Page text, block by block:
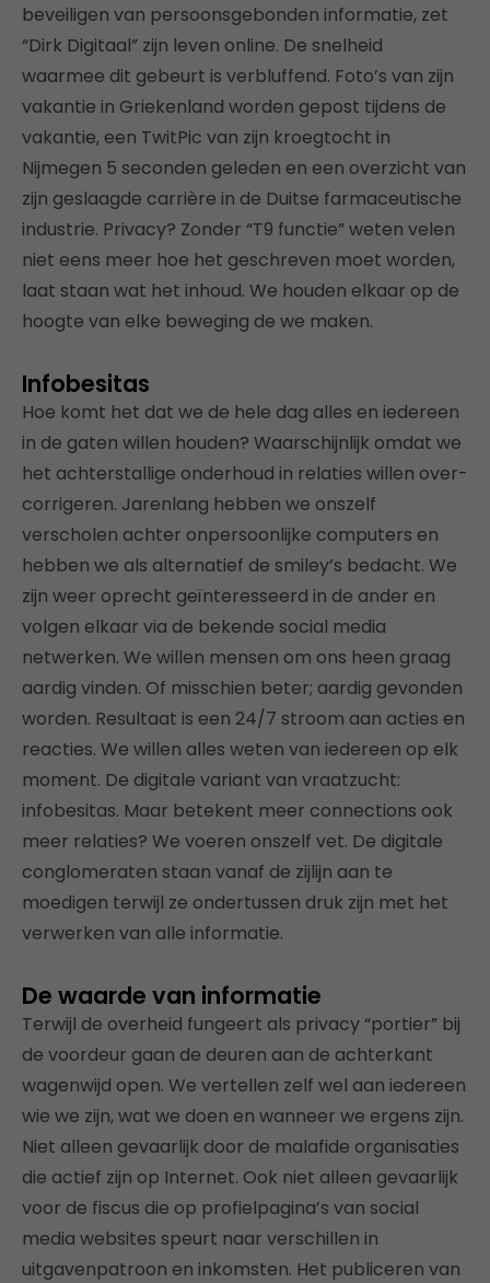
beveiligen van persoonsgebonden informatie, zet
“Dirk Digitaal” zijn leven online. De snelheid
waarmee dit gebeurt is verbluffend. Foto’s van zijn
vakantie in Griekenland worden gepost tijdens de
vakantie, een TwitPic van zijn kroegtocht in
Nijmegen 5 seconden geleden en een overzicht van
zijn geslaagde carrière in de Duitse farmaceutische
industrie. Privacy? Zonder “T9 functie” weten velen
niet eens meer hoe het geschreven moet worden,
laat staan wat het inhoud. We houden elkaar op de
hoogte van elke beweging de we maken.
Infobesitas
Hoe komt het dat we de hele dag alles en iedereen
in de gaten willen houden? Waarschijnlijk omdat we
het achterstallige onderhoud in relaties willen over-
corrigeren. Jarenlang hebben we onszelf
verscholen achter onpersoonlijke computers en
hebben we als alternatief de smiley’s bedacht. We
zijn weer oprecht geïnteresseerd in de ander en
volgen elkaar via de bekende social media
netwerken. We willen mensen om ons heen graag
aardig vinden. Of misschien beter; aardig gevonden
worden. Resultaat is een 24/7 stroom aan acties en
reacties. We willen alles weten van iedereen op elk
moment. De digitale variant van vraatzucht:
infobesitas. Maar betekent meer connections ook
meer relaties? We voeren onszelf vet. De digitale
conglomeraten staan vanaf de zijlijn aan te
moedigen terwijl ze ondertussen druk zijn met het
verwerken van alle informatie.
De waarde van informatie
Terwijl de overheid fungeert als privacy “portier” bij
de voordeur gaan de deuren aan de achterkant
wagenwijd open. We vertellen zelf wel aan iedereen
wie we zijn, wat we doen en wanneer we ergens zijn.
Niet alleen gevaarlijk door de malafide organisaties
die actief zijn op Internet. Ook niet alleen gevaarlijk
voor de fiscus die op profielpagina’s van social
media websites speurt naar verschillen in
uitgavenpatroon en inkomsten. Het publiceren van